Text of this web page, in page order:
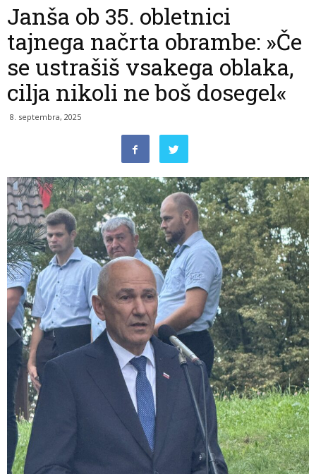
Janša ob 35. obletnici
tajnega načrta obrambe: »Če
se ustrašiš vsakega oblaka,
cilja nikoli ne boš dosegel«
8. septembra, 2025